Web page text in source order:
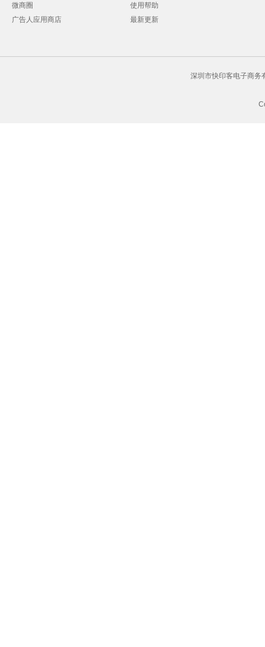
微商圈
广告人应用商店
使用帮助
最新更新
深圳市快印客电子商